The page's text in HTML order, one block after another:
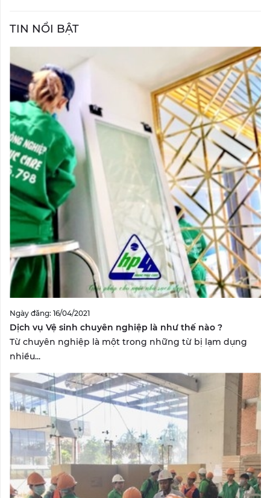
TIN NỔI BẬT
Ngày đăng: 16/04/2021
Dịch vụ Vệ sinh chuyên nghiệp là như thế nào ?
Từ chuyên nghiệp là một trong những từ bị lạm dụng
nhiều...